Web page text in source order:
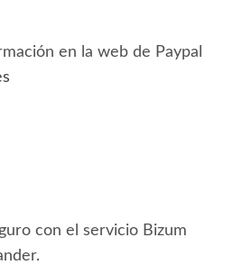
en la web de Paypal
con el servicio Bizum